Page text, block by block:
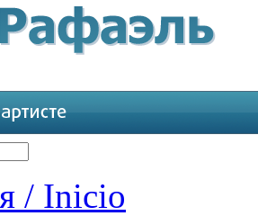
/ Inicio